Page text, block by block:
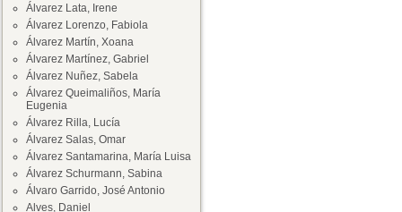
Álvarez Lata, Irene
Álvarez Lorenzo, Fabiola
Álvarez Martín, Xoana
Álvarez Martínez, Gabriel
Álvarez Nuñez, Sabela
Álvarez Queimaliños, María
Eugenia
Álvarez Rilla, Lucía
Álvarez Salas, Omar
Álvarez Santamarina, María Luisa
Álvarez Schurmann, Sabina
Álvaro Garrido, José Antonio
Alves, Daniel